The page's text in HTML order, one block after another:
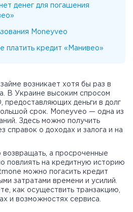
денег для погашения
Moneyveo
платить кредит «Манивео»
возникает хотя бы раз в
В Украине высоким спросом
предоставляющих деньги в долг
срок. Moneyveo — одна из
Здесь можно получить
справок о доходах и залога и на
а просроченные
повлиять на кредитную историю
можно погасить кредит
затратами времени и усилий.
как осуществить транзакцию,
и возможностях сервиса.